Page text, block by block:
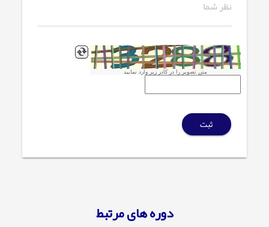
متن تصویر را در کادر زیر وارد نمایید
ثبت
دوره های مرتبط